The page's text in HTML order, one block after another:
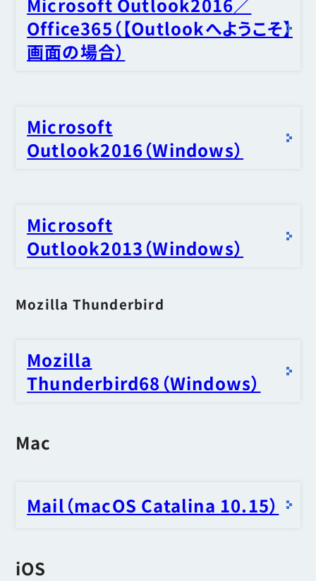
Office365（【Outlookへようこそ】
画面の場合）
Microsoft
Outlook2016（Windows）
Microsoft
Outlook2013（Windows）
Mozilla Thunderbird
Mozilla
Thunderbird68（Windows）
Mac
Mail（macOS Catalina 10.15）
iOS